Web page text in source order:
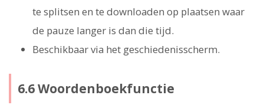
te splitsen en te downloaden op plaatsen waar
de pauze langer is dan die tijd.
Beschikbaar via het geschiedenisscherm.
6.6 Woordenboekfunctie